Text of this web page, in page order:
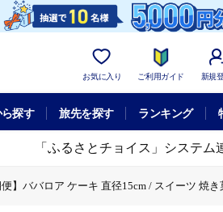
お気に入り ご利用ガイド 新規
探す 旅先を探す ランキング
「ふるさとチョイス」システム
】ババロア ケーキ 直径15cm / スイーツ 焼